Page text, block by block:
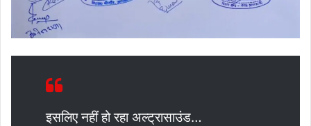
इसलिए नहीं हो रहा अल्ट्रासाउंड…